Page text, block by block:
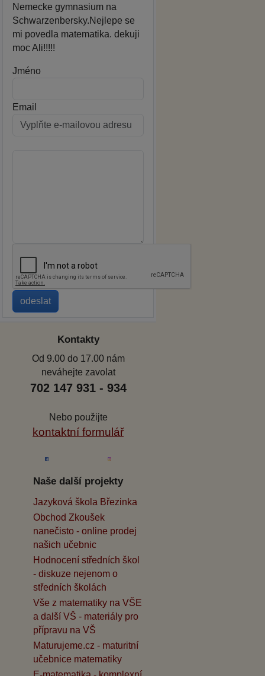
Nemecke gymnasium na
Schwarzenbersky.Nejlepe se
mi povedla matematika. dekuji
moc Ali!!!!!
Jméno
Email
Kontakty
Od 9.00 do 17.00 nám
neváhejte zavolat
702 147 931 - 934
Nebo použijte
kontaktní formulář
Naše další projekty
Jazyková škola Březinka
Obchod Zkoušek
nanečisto - online prodej
našich učebnic
Hodnocení středních škol
- diskuze nejenom o
středních školách
Vše z matematiky na VŠE
a další VŠ - materiály pro
přípravu na VŠ
Maturujeme.cz - maturitní
učebnice matematiky